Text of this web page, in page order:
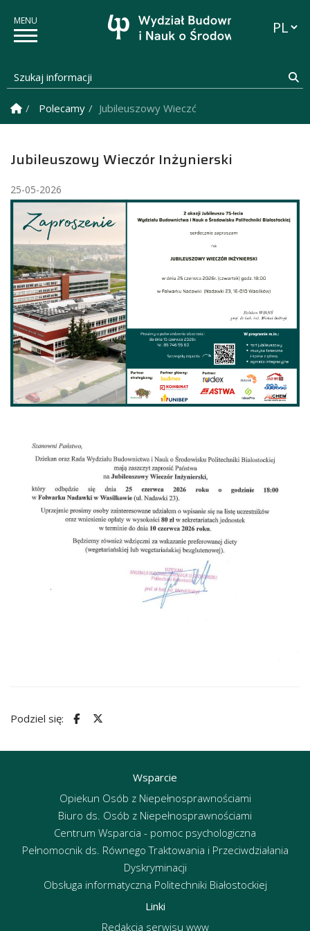
Szukaj informacji
Strona Główna
Polecamy Jubileuszowy Wieczór Inżynierski
Jubileuszowy Wieczór Inżynierski
25-05-2026
Podziel się:
Wsparcie
Opiekun Osób z Niepełnosprawnościami
Biuro ds. Osób z Niepełnosprawnościami
Centrum Wsparcia - pomoc psychologiczna
Pełnomocnik ds. Równego Traktowania i Przeciwdziałania
Dyskryminacji
Obsługa informatyczna Politechniki Białostockiej
Linki
Redakcja serwisu www